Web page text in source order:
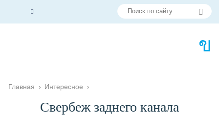
Главная › Интересное ›
Свербеж заднего канала